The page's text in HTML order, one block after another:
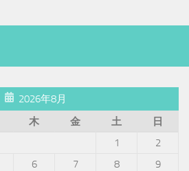
2026年8月
木 金 土
日
1
2
6 7 8
9